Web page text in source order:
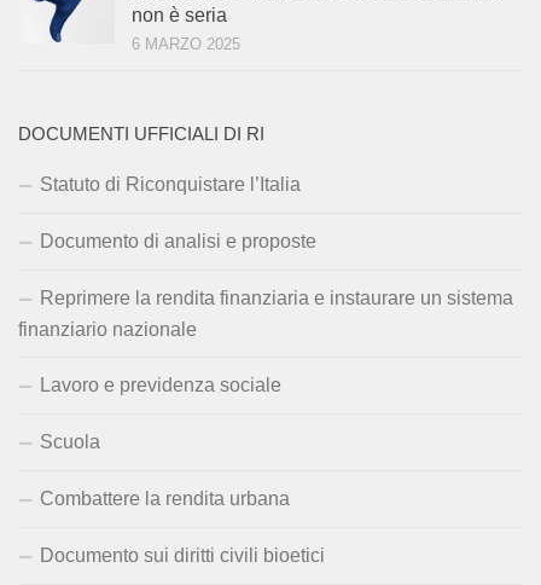
non è seria
6 MARZO 2025
DOCUMENTI UFFICIALI DI RI
Statuto di Riconquistare l’Italia
Documento di analisi e proposte
Reprimere la rendita finanziaria e instaurare un sistema
finanziario nazionale
Lavoro e previdenza sociale
Scuola
Combattere la rendita urbana
Documento sui diritti civili bioetici